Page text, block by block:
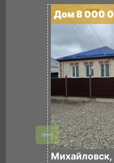
Дом 8 000